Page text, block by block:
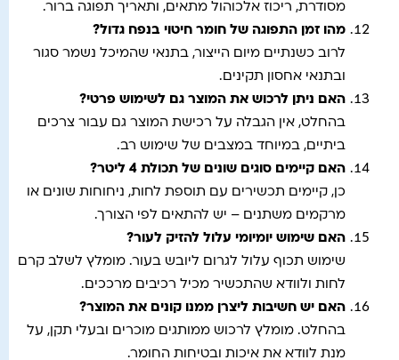
מסודרת, ריכוז אלכוהול מתאים, ותאריך תפוגה ברור.
מהו זמן התפוגה של חומר חיטוי בנפח גדול?
לרוב כשנתיים מיום הייצור, בתנאי שהמיכל נשמר סגור
ובתנאי אחסון תקינים.
האם ניתן לרכוש את המוצר גם לשימוש פרטי?
בהחלט, אין הגבלה על רכישת המוצר גם עבור צרכים
ביתיים, במיוחד במצבים של שימוש רב.
האם קיימים סוגים שונים של תכולת 4 ליטר
?
כן, קיימים תכשירים עם תוספת לחות, ניחוחות שונים או
מרקמים משתנים – יש להתאים לפי הצורך.
האם שימוש יומיומי עלול להזיק לעור?
שימוש תכוף עלול לגרום ליובש בעור. מומלץ לשלב קרם
לחות ולוודא שהתכשיר מכיל רכיבים מרככים.
האם יש חשיבות ליצרן ממנו קונים את המוצר?
בהחלט. מומלץ לרכוש ממותגים מוכרים ובעלי תקן, על
מנת לוודא את איכות ובטיחות החומר.